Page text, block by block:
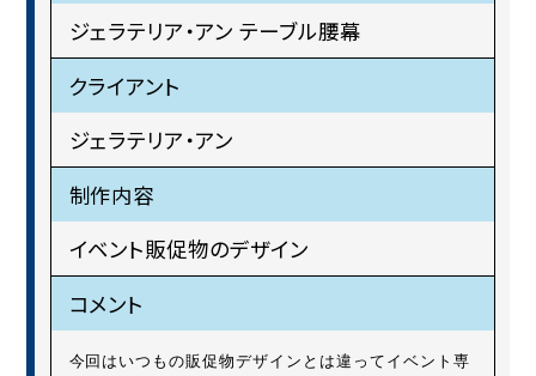
ジェラテリア・アン テーブル腰幕
クライアント
ジェラテリア・アン
制作内容
イベント販促物のデザイン
コメント
今回はいつもの販促物デザインとは違ってイベント専